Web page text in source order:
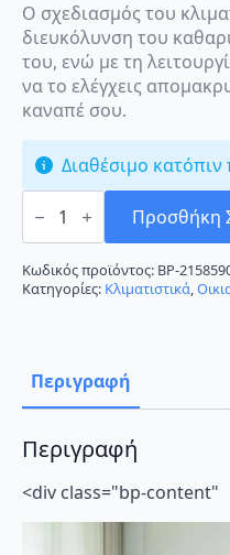
Ο σχεδιασμός του
διευκόλυνση του
του, ενώ με τη
να το ελέγχεις
καναπέ σου.
Διαθέσιμο κατόπιν
TCL
Miracle
12CHSD/TPG21I
Κλιματιστικό
Inverter
12000
Ιονιστή
και
Wi-
ποσότητα
Προσθήκη
Κωδικός προϊόντος: BP-
Κατηγορίες: Κλιματιστικά,
Περιγραφή
Περιγραφή
<div class="bp-content"